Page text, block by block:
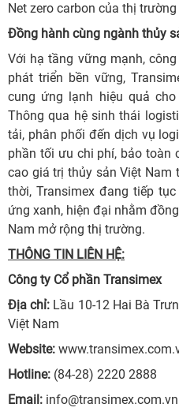
Net zero carbon của thị trường
Đồng hành cùng ngành thủy
Với hạ tầng vững mạnh,
phát triển bền vững,
cung ứng lạnh hiệu quả
Thông qua hệ sinh thái
tải, phân phối đến dịch vụ
phần tối ưu chi phí, bảo toàn
cao giá trị thủy sản Việt Nam
thời, Transimex đang tiếp
ứng xanh, hiện đại nhằm
Nam mở rộng thị trường.
THÔNG TIN LIÊN HỆ:
Công ty Cổ phần Transimex
Địa chỉ: Lầu 10-12 Hai Bà
Việt Nam
Website:
Hotline: (84-28) 2220 2888
Email: info@transimex.com.vn